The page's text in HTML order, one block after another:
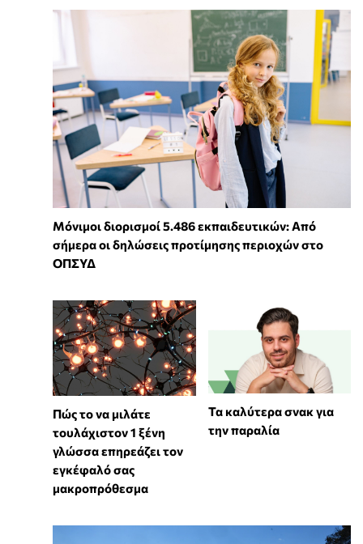
Μόνιμοι διορισμοί 5.486 εκπαιδευτικών: Από
σήμερα οι δηλώσεις προτίμησης περιοχών στο
ΟΠΣΥΔ
⁠Πώς το να μιλάτε
τουλάχιστον 1 ξένη
γλώσσα επηρεάζει τον
εγκέφαλό σας
μακροπρόθεσμα
Τα καλύτερα σνακ για
την παραλία